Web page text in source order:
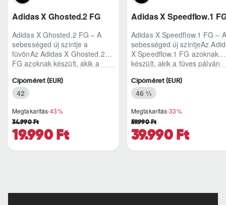
Adidas X Ghosted.2 FG
Adidas X Ghosted.2 FG – A
sebességed új szintje a
füvönAz Adidas X Ghosted.2
FG azoknak készült, akik a
pillanataiban is azonnal r..
Megtakarítás-43%
19.990 Ft
34.990 Ft
Cipőméret (EUR)
42
Adidas X Speedflow.1
Adidas X Speedflow.1 FG – A
sebességed új szintjeAz
X Speedflow.1 FG azoknak
készült, akik a füves pályán
ritmust diktál..
Megtakarítás-33%
39.990 Ft
59.990 Ft
Cipőméret (EUR)
46 ⅔